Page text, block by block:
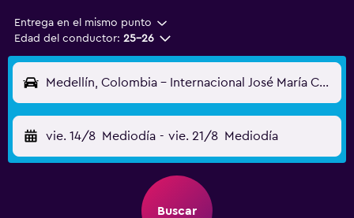
Entrega en el mismo punto
Edad del conductor: 25-26
Medellín, Colombia - Internacional José María Córdova (MDE)
vie. 14/8 Mediodía - vie. 21/8 Mediodía
Buscar